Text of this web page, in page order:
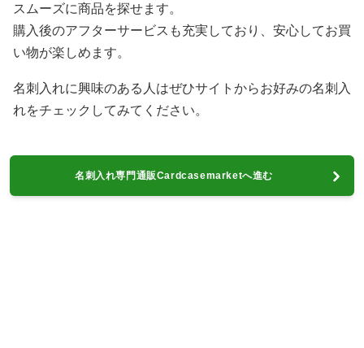
スムーズに商品を探せます。
購入後のアフターサービスも充実しており、安心してお買
い物が楽しめます。
名刺入れに興味のある人はぜひサイトからお好みの名刺入
れをチェックしてみてください。
名刺入れ専門通販Cardcasemarketへ進む